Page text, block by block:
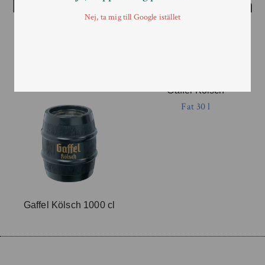
Produkter från Gaffel Kölsch
Gaffel Kölsch 1000 cl
Gaffel Kölsch
Fat 30 l
Nej, ta mig till Google istället